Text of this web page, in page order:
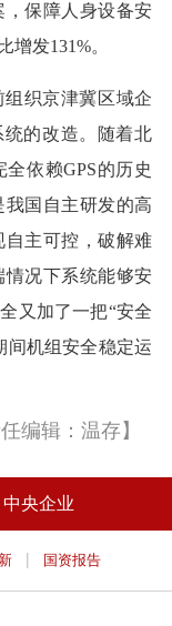
保障人身设备安
发131%。
织京津冀区域企
统的改造。随着北
依赖GPS的历史
国自主研发的高
主可控，破解难
况下系统能够安
又加了一把“安全
间机组安全稳定运
任编辑：温存】
中央企业
| 国资报告